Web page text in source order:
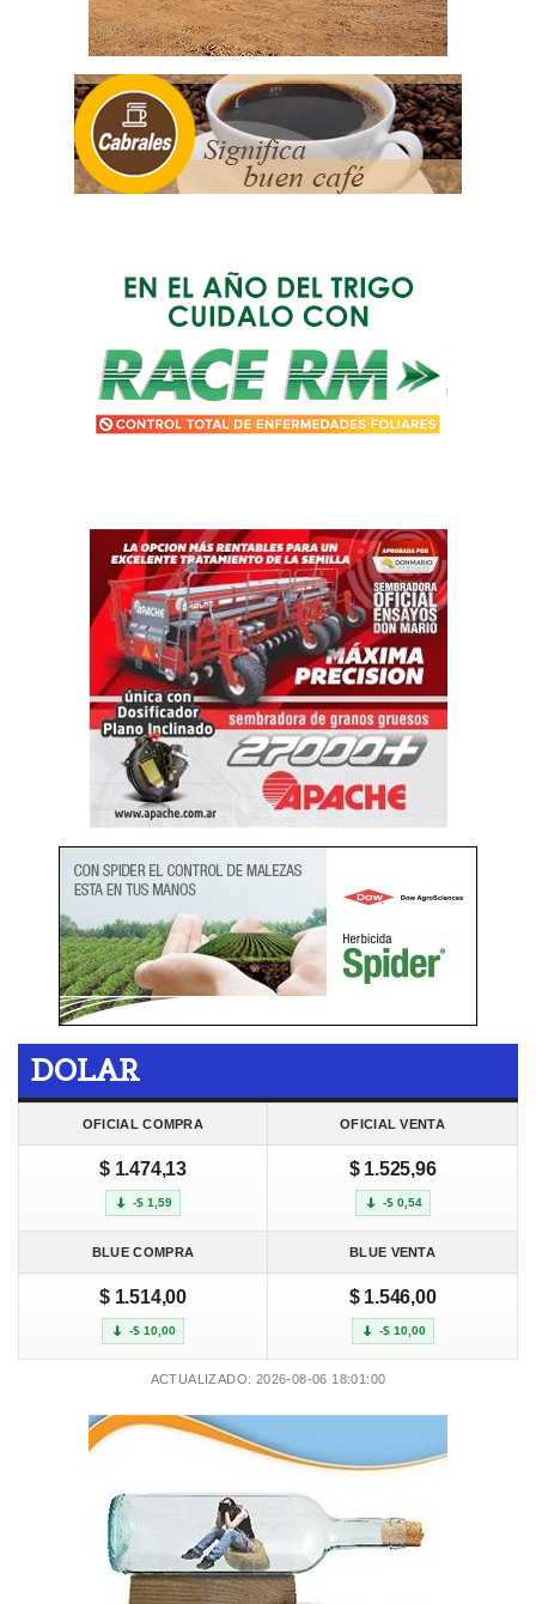
DOLAR
OFICIAL COMPRA OFICIAL VENTA
$ 1.474,13
-$ 1,59
$ 1.525,96
-$ 0,54
BLUE COMPRA BLUE VENTA
$ 1.514,00
-$ 10,00
$ 1.546,00
-$ 10,00
ACTUALIZADO: 2026-08-06 18:01:00